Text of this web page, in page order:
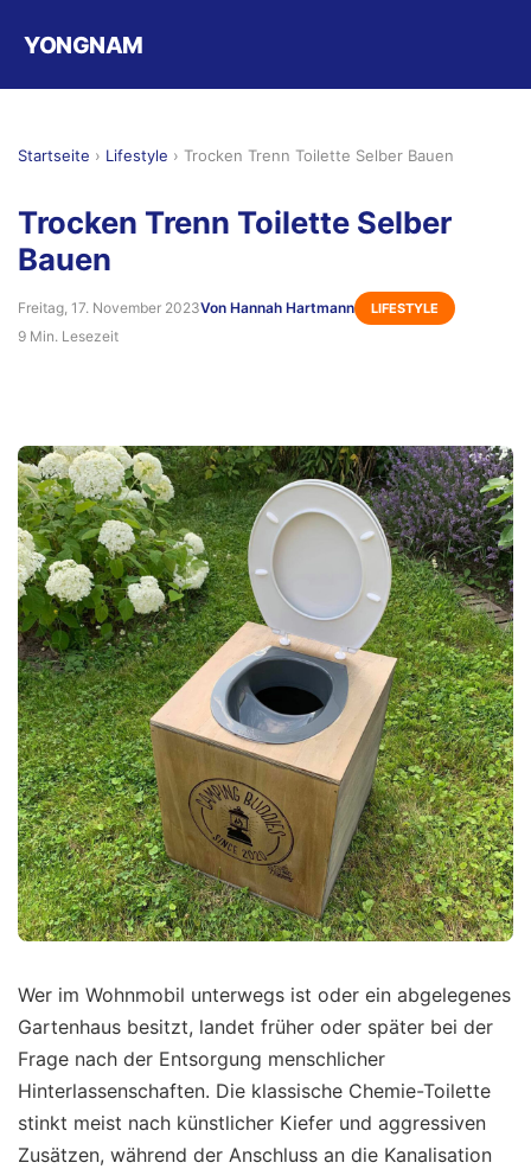
YONGNAM
Startseite › Lifestyle › Trocken Trenn Toilette Selber Bauen
Trocken Trenn Toilette Selber
Bauen
Freitag, 17. November 2023Von Hannah Hartmann LIFESTYLE
9 Min. Lesezeit
Wer im Wohnmobil unterwegs ist oder ein abgelegenes
Gartenhaus besitzt, landet früher oder später bei der
Frage nach der Entsorgung menschlicher
Hinterlassenschaften. Die klassische Chemie-Toilette
stinkt meist nach künstlicher Kiefer und aggressiven
Zusätzen, während der Anschluss an die Kanalisation